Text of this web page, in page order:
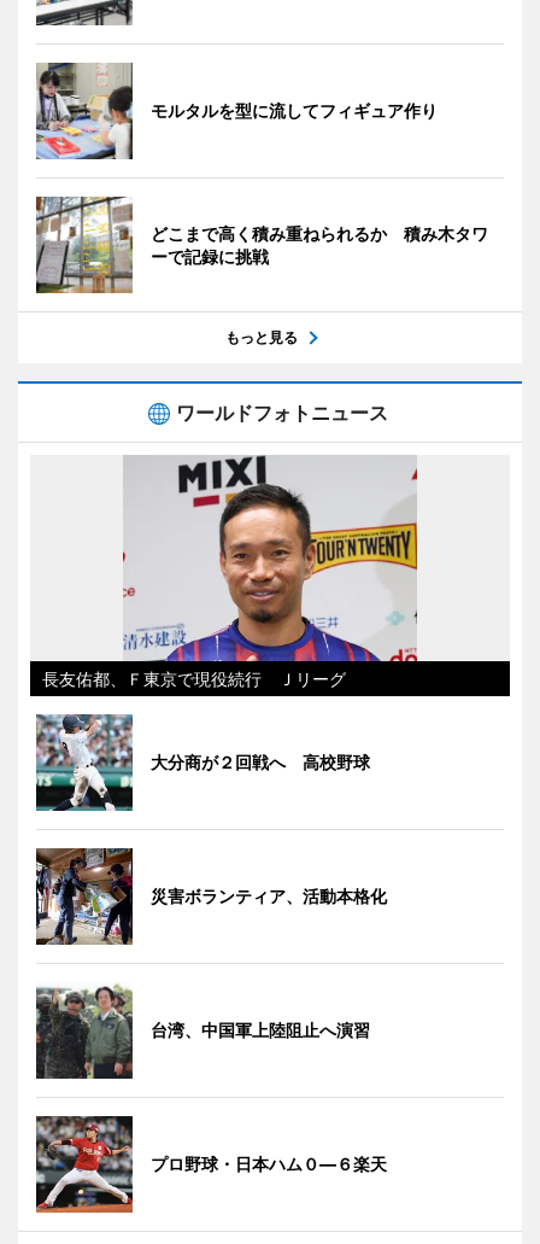
モルタルを型に流してフィギュア作り
どこまで高く積み重ねられるか 積み木タワ
ーで記録に挑戦
もっと見る
ワールドフォトニュース
長友佑都、Ｆ東京で現役続行 Ｊリーグ
大分商が２回戦へ 高校野球
災害ボランティア、活動本格化
台湾、中国軍上陸阻止へ演習
プロ野球・日本ハム０―６楽天